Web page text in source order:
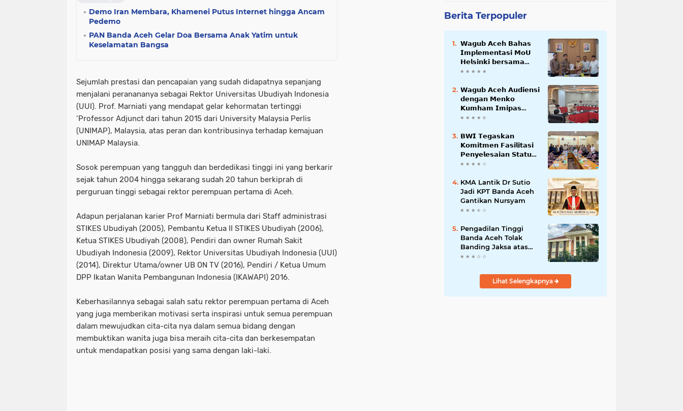
Demo Iran Membara, Khamenei Putus Internet hingga Ancam
Pedemo
PAN Banda Aceh Gelar Doa Bersama Anak Yatim untuk
Keselamatan Bangsa
Sejumlah prestasi dan pencapaian yang sudah didapatnya sepanjang
menjalani peranananya sebagai Rektor Universitas Ubudiyah Indonesia
(UUI). Prof. Marniati yang mendapat gelar kehormatan tertinggi
‘Professor Adjunct dari tahun 2015 dari University Malaysia Perlis
(UNIMAP), Malaysia, atas peran dan kontribusinya terhadap kemajuan
UNIMAP Malaysia.
Sosok perempuan yang tangguh dan berdedikasi tinggi ini yang berkarir
sejak tahun 2004 hingga sekarang sudah 20 tahun berkiprah di
perguruan tinggi sebagai rektor perempuan pertama di Aceh.
Adapun perjalanan karier Prof Marniati bermula dari Staff administrasi
STIKES Ubudiyah (2005), Pembantu Ketua II STIKES Ubudiyah (2006),
Ketua STIKES Ubudiyah (2008), Pendiri dan owner Rumah Sakit
Ubudiyah Indonesia (2009), Rektor Universitas Ubudiyah Indonesia (UUI)
(2014), Direktur Utama/owner UB ON TV (2016), Pendiri / Ketua Umum
DPP Ikatan Wanita Pembangunan Indonesia (IKAWAPI) 2016.
Keberhasilannya sebagai salah satu rektor perempuan pertama di Aceh
yang juga memberikan motivasi serta inspirasi untuk semua perempuan
dalam mewujudkan cita-cita nya dalam semua bidang dengan
membuktikan wanita juga bisa meraih cita-cita dan berkesempatan
untuk mendapatkan posisi yang sama dengan laki-laki.
Berita Terpopuler
𝗪𝗮𝗴𝘂𝗯 𝗔𝗰𝗲𝗵 𝗕𝗮𝗵𝗮𝘀
𝗜𝗺𝗽𝗹𝗲𝗺𝗲𝗻𝘁𝗮𝘀𝗶 𝗠𝗼𝗨
𝗛𝗲𝗹𝘀𝗶𝗻𝗸𝗶 𝗯𝗲𝗿𝘀𝗮𝗺𝗮
𝗦𝗲𝗸𝗿𝗲𝘁𝗮𝗿𝗶𝗮𝘁 𝗡𝗲𝗴𝗮𝗿𝗮
𝗪𝗮𝗴𝘂𝗯 𝗔𝗰𝗲𝗵 𝗔𝘂𝗱𝗶𝗲𝗻𝘀𝗶
𝗱𝗲𝗻𝗴𝗮𝗻 𝗠𝗲𝗻𝗸𝗼
𝗞𝘂𝗺𝗵𝗮𝗺 𝗜𝗺𝗶𝗽𝗮𝘀
𝗧𝗲𝗿𝗸𝗮𝗶𝘁 𝗦𝘁𝗮𝘁𝘂𝘀 𝗪𝗮𝗸𝗮𝗳
𝗕𝗪𝗜 𝗧𝗲𝗴𝗮𝘀𝗸𝗮𝗻
𝗞𝗼𝗺𝗶𝘁𝗺𝗲𝗻 𝗙𝗮𝘀𝗶𝗹𝗶𝘁𝗮𝘀𝗶
𝗣𝗲𝗻𝘆𝗲𝗹𝗲𝘀𝗮𝗶𝗮𝗻 𝗦𝘁𝗮𝘁𝘂𝘀
𝗪𝗮𝗸𝗮𝗳 𝗕𝗹𝗮𝗻𝗴 𝗣𝗮𝗱𝗮𝗻𝗴
KMA Lantik Dr Sutio
Jadi KPT Banda Aceh
Gantikan Nursyam
Pengadilan Tinggi
Banda Aceh Tolak
Banding Jaksa atas
Putusan Bebas Kasus
Lihat Selengkapnya